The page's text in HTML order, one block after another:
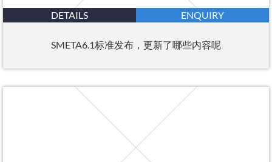
DETAILS ENQUIRY
SMETA6.1标准发布，更新了哪些内容呢